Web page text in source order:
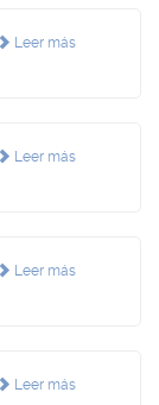
Leer más
Leer más
Leer más
Leer más